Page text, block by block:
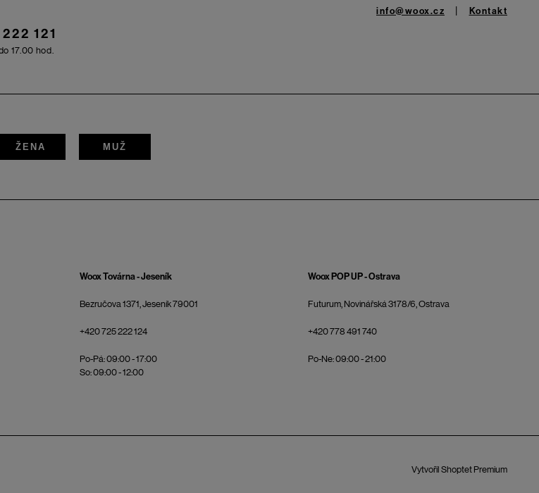
121
17.00 hod.
info@woox.cz Kontakt
ŽENA MUŽ
Woox Továrna - Jeseník
Bezručova 1371, Jeseník 79001
+420 725 222 124
Po-Pá: 09:00 - 17:00
So: 09:00 - 12:00
Woox POP UP - Ostrava
Futurum, Novinářská 3178/6, Ostrava
+420 778 491 740
Po-Ne: 09:00 - 21:00
Vytvořil Shoptet Premium